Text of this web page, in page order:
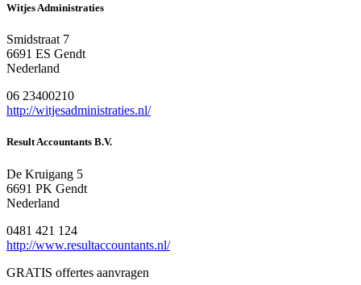
Witjes Administraties
Smidstraat 7
6691 ES Gendt
Nederland
06 23400210
http://witjesadministraties.nl/
Result Accountants B.V.
De Kruigang 5
6691 PK Gendt
Nederland
0481 421 124
http://www.resultaccountants.nl/
GRATIS offertes aanvragen